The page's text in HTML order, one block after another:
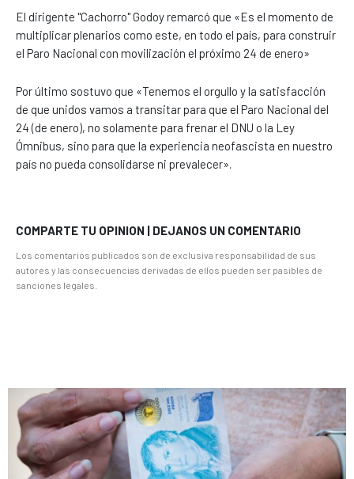
El dirigente "Cachorro" Godoy remarcó que «Es el momento de
multiplicar plenarios como este, en todo el país, para construir
el Paro Nacional con movilización el próximo 24 de enero»
Por último sostuvo que «Tenemos el orgullo y la satisfacción
de que unidos vamos a transitar para que el Paro Nacional del
24 (de enero), no solamente para frenar el DNU o la Ley
Ómnibus, sino para que la experiencia neofascista en nuestro
país no pueda consolidarse ni prevalecer».
COMPARTE TU OPINION | DEJANOS UN COMENTARIO
Los comentarios publicados son de exclusiva responsabilidad de sus
autores y las consecuencias derivadas de ellos pueden ser pasibles de
sanciones legales.